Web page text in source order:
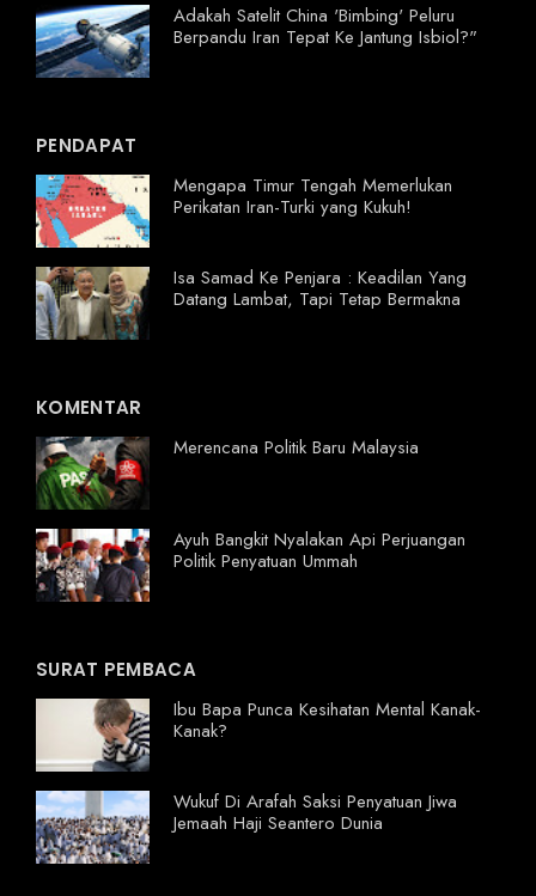
Adakah Satelit China 'Bimbing' Peluru
Berpandu Iran Tepat Ke Jantung Isbiol?"
PENDAPAT
Mengapa Timur Tengah Memerlukan
Perikatan Iran-Turki yang Kukuh!
Isa Samad Ke Penjara : Keadilan Yang
Datang Lambat, Tapi Tetap Bermakna
KOMENTAR
Merencana Politik Baru Malaysia
Ayuh Bangkit Nyalakan Api Perjuangan
Politik Penyatuan Ummah
SURAT PEMBACA
Ibu Bapa Punca Kesihatan Mental Kanak-
Kanak?
Wukuf Di Arafah Saksi Penyatuan Jiwa
Jemaah Haji Seantero Dunia